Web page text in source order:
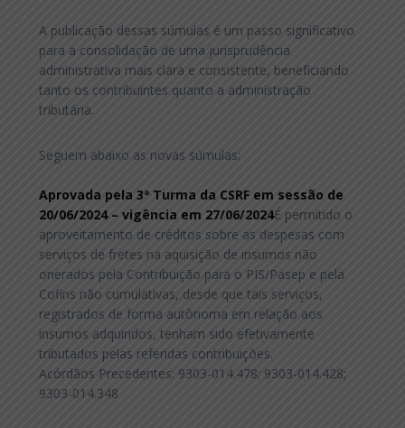
A publicação dessas súmulas é um passo significativo
para a consolidação de uma jurisprudência
administrativa mais clara e consistente, beneficiando
tanto os contribuintes quanto a administração
tributária.
Seguem abaixo as novas súmulas:
Aprovada pela 3ª Turma da CSRF em sessão de
20/06/2024 – vigência em 27/06/2024É permitido o
aproveitamento de créditos sobre as despesas com
serviços de fretes na aquisição de insumos não
onerados pela Contribuição para o PIS/Pasep e pela
Cofins não cumulativas, desde que tais serviços,
registrados de forma autônoma em relação aos
insumos adquiridos, tenham sido efetivamente
tributados pelas referidas contribuições.
Acórdãos Precedentes: 9303-014.478; 9303-014.428;
9303-014.348